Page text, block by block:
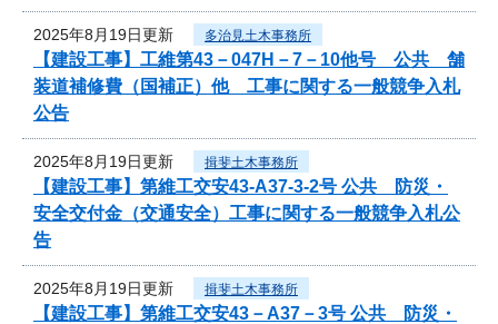
2025年8月19日更新 多治見土木事務所
【建設工事】工維第43－047H－7－10他号 公共 舗
装道補修費（国補正）他 工事に関する一般競争入札
公告
2025年8月19日更新 揖斐土木事務所
【建設工事】第維工交安43-A37-3-2号 公共 防災・
安全交付金（交通安全）工事に関する一般競争入札公
告
2025年8月19日更新 揖斐土木事務所
【建設工事】第維工交安43－A37－3号 公共 防災・